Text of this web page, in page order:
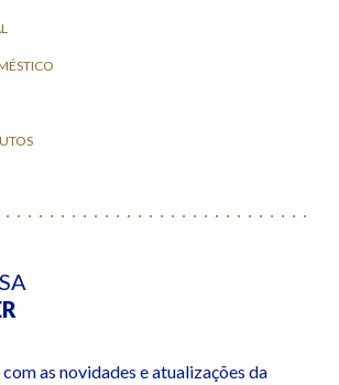
as novidades e atualizações da